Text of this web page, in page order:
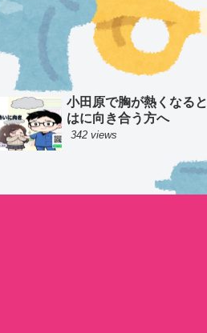
小田原で胸が熱くなると
はに向き合う方へ
342 views